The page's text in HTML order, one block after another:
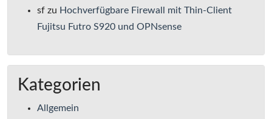
sf zu Hochverfügbare Firewall mit Thin-Client
Fujitsu Futro S920 und OPNsense
Kategorien
Allgemein